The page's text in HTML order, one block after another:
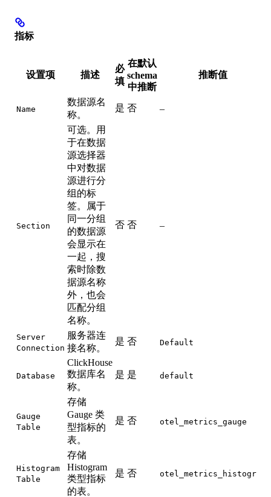
指标
设置项 描述
必
填
在默认
schema
中推断
推断值
Name
数据源名
称。
是 否 –
Section
可选。用
于在数据
源选择器
中对数据
源进行分
组的标
签。属于
同一分组
的数据源
会显示在
一起，搜
索时除数
据源名称
外，也会
匹配分组
名称。
否 否 –
Server
Connection
服务器连
接名称。
是 否 Default
Database
ClickHouse
数据库名
称。
是 是 default
Gauge
Table
存储
Gauge 类
型指标的
表。
是 否 otel_metrics_gauge
Histogram
Table
存储
Histogram
类型指标
的表。
是 否 otel_metrics_histogram